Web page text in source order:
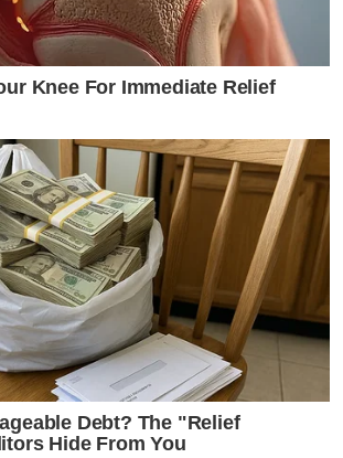
Knee For Immediate Relief
Debt? The "Relief
Hide From You